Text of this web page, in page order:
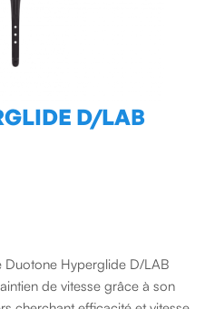
D/LAB
Duotone Hyperglide D/LAB
de vitesse grâce à son